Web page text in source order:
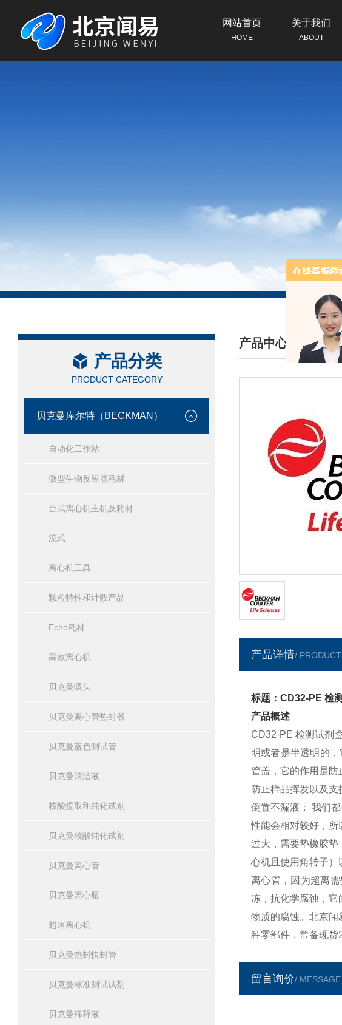
网站首页
HOME
关于我们
ABOUT
产品分类
PRODUCT CATEGORY
贝克曼库尔特（BECKMAN）
自动化工作站
微型生物反应器耗材
台式离心机主机及耗材
流式
离心机工具
颗粒特性和计数产品
Echo耗材
高效离心机
贝克曼吸头
贝克曼离心管热封器
贝克曼蓝色测试管
贝克曼清洁液
核酸提取和纯化试剂
贝克曼核酸纯化试剂
贝克曼离心管
贝克曼离心瓶
超速离心机
贝克曼热封快封管
贝克曼标准测试试剂
贝克曼稀释液
产品中心
/ PRODUCTS CENTER
产品详情/ PRODUCT
标题：CD32-PE 检
产品概述
CD32-PE 检测试剂
明或者是半透明的
管盖，它的作用是防
防止样品挥发以及
倒置不漏液； 我们
性能会相对较好，
过大，需要垫橡胶垫
心机且使用角转子）
离心管，因为超离
冻，抗化学腐蚀，
物质的腐蚀。北京闻
种零部件，常备现货
留言询价/